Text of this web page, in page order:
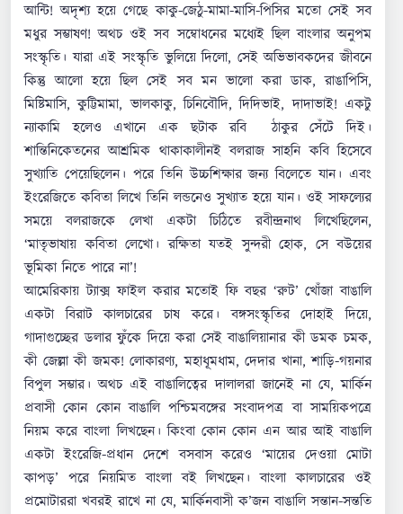
আন্টি! অদৃশ্য হয়ে গেছে কাকু-জেঠু-মামা-মাসি-পিসির মতো সেই সব
মধুর সম্ভাষণ! অথচ ওই সব সম্বোধনের মধ্যেই ছিল বাংলার অনুপম
সংস্কৃতি। যারা এই সংস্কৃতি ভুলিয়ে দিলো, সেই অভিভাবকদের জীবনে
কিন্তু আলো হয়ে ছিল সেই সব মন ভালো করা ডাক, রাঙাপিসি,
মিষ্টিমাসি, কুট্টিমামা, ভালকাকু, চিনিবৌদি, দিদিভাই, দাদাভাই! একটু
ন্যাকামি হলেও এখানে এক ছটাক রবি ঠাকুর সেঁটে দিই।
শান্তিনিকেতনের আশ্রমিক থাকাকালীনই বলরাজ সাহনি কবি হিসেবে
সুখ্যাতি পেয়েছিলেন। পরে তিনি উচ্চশিক্ষার জন্য বিলেতে যান। এবং
ইংরেজিতে কবিতা লিখে তিনি লন্ডনেও সুখ্যাত হয়ে যান। ওই সাফল্যের
সময়ে বলরাজকে লেখা একটা চিঠিতে রবীন্দ্রনাথ লিখেছিলেন,
‘মাতৃভাষায় কবিতা লেখো। রক্ষিতা যতই সুন্দরী হোক, সে বউয়ের
ভূমিকা নিতে পারে না’!
আমেরিকায় ট্যাক্স ফাইল করার মতোই ফি বছর ‘রুট’ খোঁজা বাঙালি
একটা বিরাট কালচারের চাষ করে। বঙ্গসংস্কৃতির দোহাই দিয়ে,
গাদাগুচ্ছের ডলার ফুঁকে দিয়ে করা সেই বাঙালিয়ানার কী ডমক চমক,
কী জেল্লা কী জমক! লোকারণ্য, মহাধূমধাম, দেদার খানা, শাড়ি-গয়নার
বিপুল সম্ভার। অথচ এই বাঙালিত্বের দালালরা জানেই না যে, মার্কিন
প্রবাসী কোন কোন বাঙালি পশ্চিমবঙ্গের সংবাদপত্র বা সাময়িকপত্রে
নিয়ম করে বাংলা লিখছেন। কিংবা কোন কোন এন আর আই বাঙালি
একটা ইংরেজি-প্রধান দেশে বসবাস করেও ‘মায়ের দেওয়া মোটা
কাপড়’ পরে নিয়মিত বাংলা বই লিখছেন। বাংলা কালচারের ওই
প্রমোটাররা খবরই রাখে না যে, মার্কিনবাসী ক’জন বাঙালি সন্তান-সন্ততি